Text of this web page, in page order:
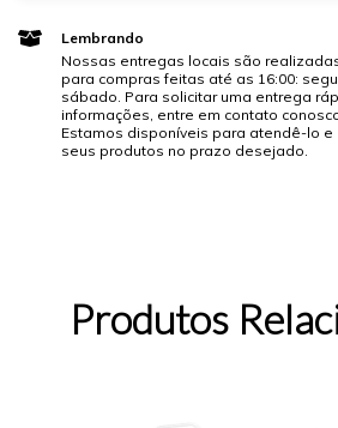
Lembrando
Nossas entregas locais são
para compras feitas até as 16:00:
sábado. Para solicitar uma entrega
informações, entre em contato
Estamos disponíveis para atendê-lo e
seus produtos no prazo desejado.
Produtos